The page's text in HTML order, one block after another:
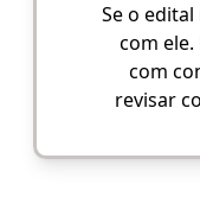
Se o
com ele.
com
revisar